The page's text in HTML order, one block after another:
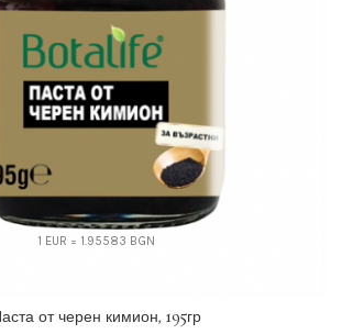
1 EUR = 1.95583 BGN
от черен кимион, 195гр